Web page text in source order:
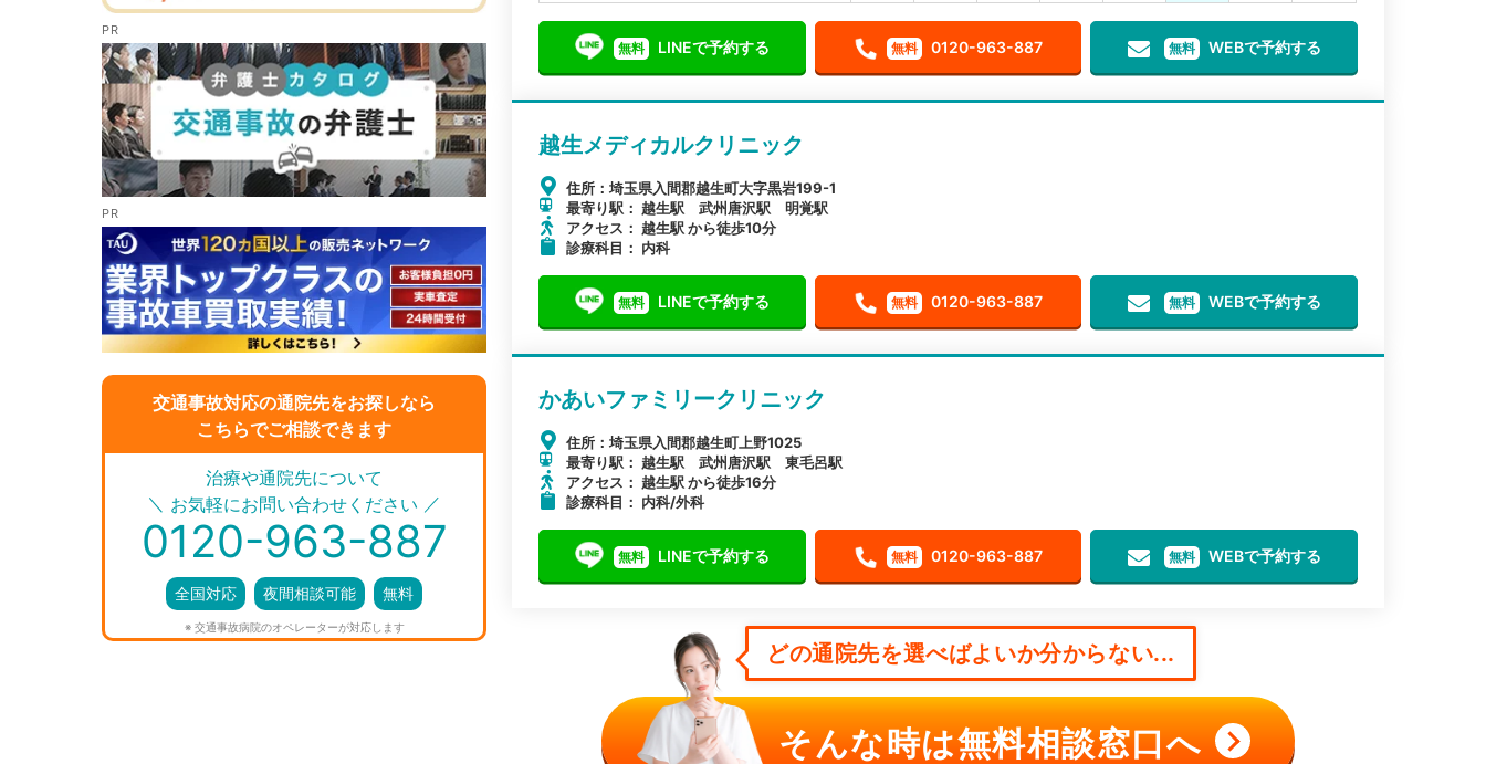
交通事故対応の通院先をお探しなら
こちらでご相談できます
＼ ／
治療や通院先について
お気軽にお問い合わせください
0120-963-887
全国対応 夜間相談可能 無料
※ 交通事故病院のオペレーターが対応します
無料 LINEで予約する 無料 0120-963-887 無料 WEBで予約する
越生メディカルクリニック
住所：埼玉県入間郡越生町大字黒岩199-1
最寄り駅： 越生駅 武州唐沢駅 明覚駅
アクセス： 越生駅 から徒歩10分
診療科目： 内科
無料 LINEで予約する 無料 0120-963-887 無料 WEBで予約する
かあいファミリークリニック
住所：埼玉県入間郡越生町上野1025
最寄り駅： 越生駅 武州唐沢駅 東毛呂駅
アクセス： 越生駅 から徒歩16分
診療科目： 内科/外科
無料 LINEで予約する 無料 0120-963-887 無料 WEBで予約する
どの通院先を選べばよいか分からない...
そんな時は無料相談窓口へ